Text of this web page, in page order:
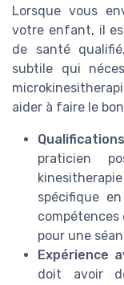
Lorsque vous
votre enfant, il
de santé
subtile qui
aider à faire le
praticien
spécifique
compétences
pour une
Expérience
doit avoir